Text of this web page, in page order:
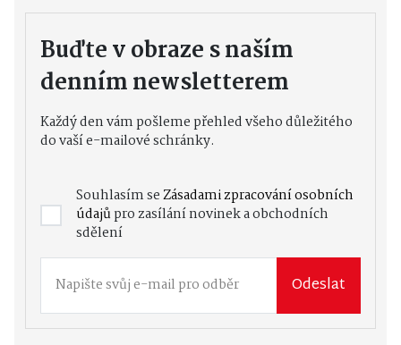
Buďte v obraze s naším
denním newsletterem
Každý den vám pošleme přehled všeho důležitého
do vaší e-mailové schránky.
Souhlasím seZásadami zpracování osobních
údajůpro zasílání novinek a obchodních
sdělení
Odeslat